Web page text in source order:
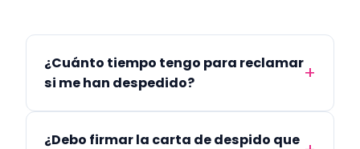
¿Cuánto tiempo tengo para reclamar
si me han despedido?
¿Debo firmar la carta de despido que